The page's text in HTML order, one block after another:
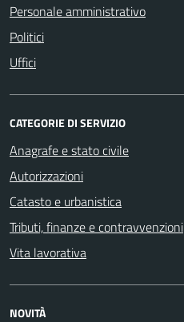
Personale amministrativo
Politici
Uffici
CATEGORIE DI SERVIZIO
Anagrafe e stato civile
Autorizzazioni
Catasto e urbanistica
Tributi, finanze e contravvenzioni
Vita lavorativa
NOVITÀ